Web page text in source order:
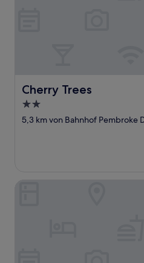
Cherry Trees
Cherry Trees
2.0-
Sterne-
5,3 km von Bahnhof Pembroke